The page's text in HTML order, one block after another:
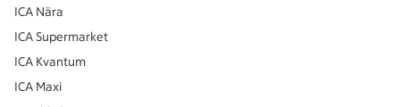
ICA Nära
ICA Supermarket
ICA Kvantum
ICA Maxi